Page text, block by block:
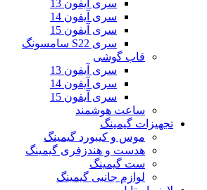
سری آیفون 13
سری آیفون 14
سری آیفون 15
سری S22 سامسونگ
قاب گوشی
سری آیفون 13
سری آیفون 14
سری آیفون 15
ساعت هوشمند
تجهیزات گیمینگ
موس و کیبورد گیمینگ
هدست و هندزفری گیمینگ
ست گیمینگ
لوازم جانبی گیمینگ